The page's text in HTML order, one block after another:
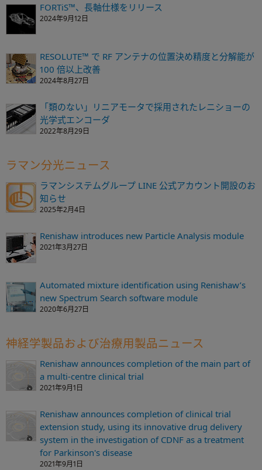
FORTiS™、長軸仕様をリリース
2024年9月12日
RESOLUTE™ で RF アンテナの位置決め精度と分解能が
100 倍以上改善
2024年8月27日
「類のない」リニアモータで採用されたレニショーの
光学式エンコーダ
2022年8月29日
ラマン分光ニュース
ラマンシステムグループ LINE 公式アカウント開設のお
知らせ
2025年2月4日
Renishaw introduces new Particle Analysis module
2021年3月27日
Automated mixture identification using Renishaw’s
new Spectrum Search software module
2020年6月27日
神経学製品および治療用製品ニュース
Renishaw announces completion of the main part of
a multi-centre clinical trial
2021年9月1日
Renishaw announces completion of clinical trial
extension study, using its innovative drug delivery
system in the investigation of CDNF as a treatment
for Parkinson's disease
2021年9月1日